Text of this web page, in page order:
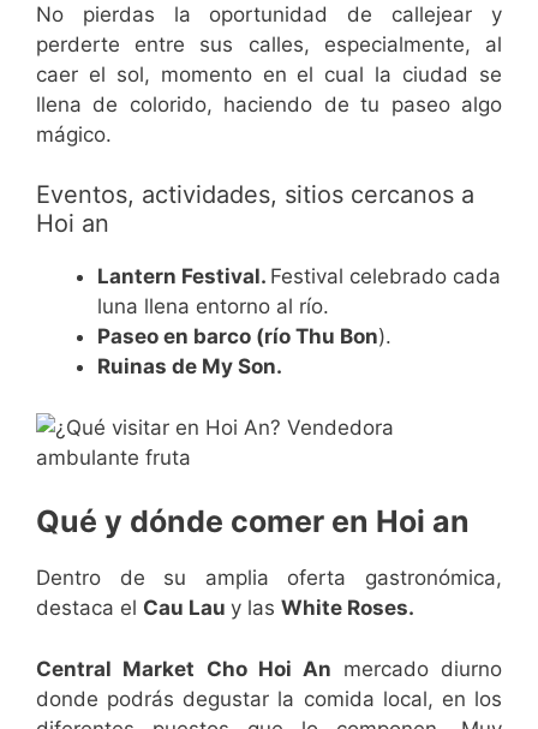
No pierdas la oportunidad de callejear y
perderte entre sus calles, especialmente, al
caer el sol, momento en el cual la ciudad se
llena de colorido, haciendo de tu paseo algo
mágico.
Eventos, actividades, sitios cercanos a
Hoi an
Lantern Festival. Festival celebrado cada
luna llena entorno al río.
Paseo en barco (río Thu Bon).
Ruinas de My Son.
Qué y dónde comer en Hoi an
Dentro de su amplia oferta gastronómica,
destaca el Cau Lau y las White Roses.
Central Market Cho Hoi An mercado diurno
donde podrás degustar la comida local, en los